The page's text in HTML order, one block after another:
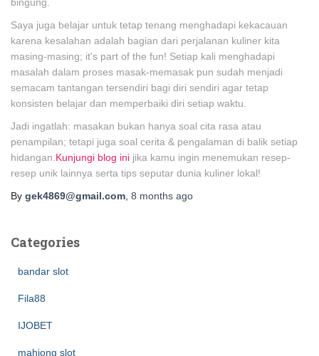
Saya juga belajar untuk tetap tenang menghadapi kekacauan
karena kesalahan adalah bagian dari perjalanan kuliner kita
masing-masing; it's part of the fun! Setiap kali menghadapi
masalah dalam proses masak-memasak pun sudah menjadi
semacam tantangan tersendiri bagi diri sendiri agar tetap
konsisten belajar dan memperbaiki diri setiap waktu.
Jadi ingatlah: masakan bukan hanya soal cita rasa atau
penampilan; tetapi juga soal cerita & pengalaman di balik setiap
hidangan. Kunjungi blog ini jika kamu ingin menemukan resep-
resep unik lainnya serta tips seputar dunia kuliner lokal!
By gek4869@gmail.com 8 months ago
Categories
bandar slot
Fila88
IJOBET
mahjong slot